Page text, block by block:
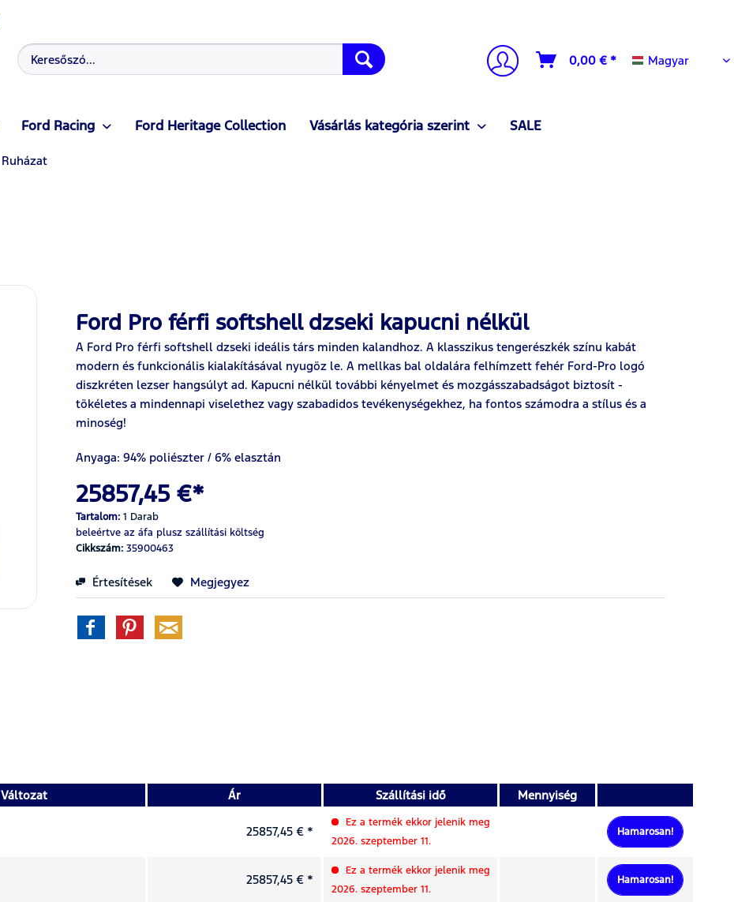
0,00 € * Magyar
Magyar
Ford Racing Ford Heritage Collection Vásárlás kategória szerint SALE
Ruházat
Ford Pro férfi softshell dzseki kapucni nélkül
A Ford Pro férfi softshell dzseki ideális társ minden kalandhoz. A klasszikus tengerészkék színu kabát
modern és funkcionális kialakításával nyugöz le. A mellkas bal oldalára felhímzett fehér Ford-Pro logó
diszkréten lezser hangsúlyt ad. Kapucni nélkül további kényelmet és mozgásszabadságot biztosít -
tökéletes a mindennapi viselethez vagy szabadidos tevékenységekhez, ha fontos számodra a stílus és a
minoség!
Anyaga: 94% poliészter / 6% elasztán
25857,45 €*
Tartalom:1 Darab
beleértve az áfa plusz szállítási költség
Cikkszám:35900463
Értesítések Megjegyez
Változat Ár Szállítási idő Mennyiség
25857,45 € *
Ez a termék ekkor jelenik meg
2026. szeptember 11.
Hamarosan!
25857,45 € *
Ez a termék ekkor jelenik meg
2026. szeptember 11.
Hamarosan!